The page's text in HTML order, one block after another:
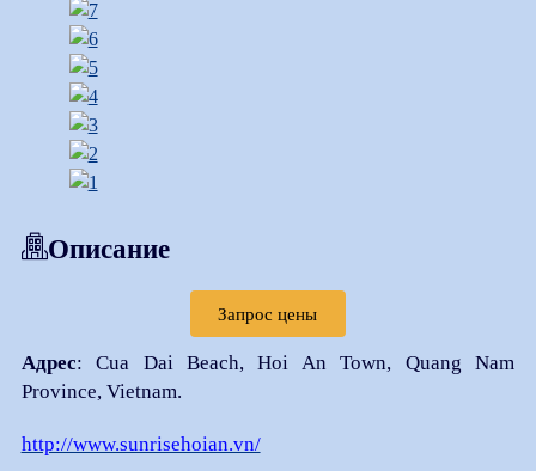
Описание
Запрос цены
Адрес: Cua Dai Beach, Hoi An Town, Quang Nam
Province, Vietnam.
http://www.sunrisehoian.vn/